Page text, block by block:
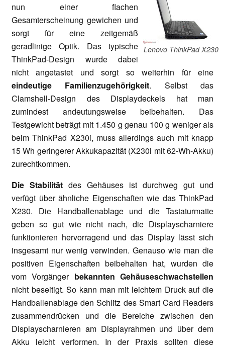
Lenovo ThinkPad X230
nun einer flachen
Gesamterscheinung gewichen und
sorgt für eine zeitgemäß
geradlinige Optik. Das typische
ThinkPad-Design wurde dabei
nicht angetastet und sorgt so weiterhin für eine
eindeutige Familienzugehörigkeit. Selbst das
Clamshell-Design des Displaydeckels hat man
zumindest andeutungsweise beibehalten. Das
Testgewicht beträgt mit 1.450 g genau 100 g weniger als
beim ThinkPad X230i, muss allerdings auch mit knapp
15 Wh geringerer Akkukapazität (X230i mit 62-Wh-Akku)
zurechtkommen.
Die Stabilität des Gehäuses ist durchweg gut und
verfügt über ähnliche Eigenschaften wie das ThinkPad
X230. Die Handballenablage und die Tastaturmatte
geben so gut wie nicht nach, die Displayscharniere
funktionieren hervorragend und das Display lässt sich
insgesamt nur wenig verwinden. Genauso wie man die
positiven Eigenschaften beibehalten hat, wurden die
vom Vorgänger bekannten Gehäuseschwachstellen
nicht beseitigt. So kann man mit leichtem Druck auf die
Handballenablage den Schlitz des Smart Card Readers
zusammendrücken und die Bereiche zwischen den
Displayscharnieren am Displayrahmen und über dem
Akku leicht verformen. In der Praxis sollten diese